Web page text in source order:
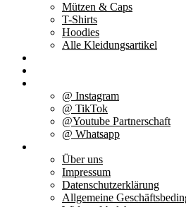
Mützen & Caps
T-Shirts
Hoodies
Alle Kleidungsartikel
@ Instagram
@ TikTok
@Youtube Partnerschaft
@ Whatsapp
Über uns
Impressum
Datenschutzerklärung
Allgemeine